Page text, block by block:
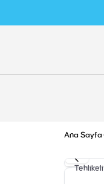
Ana Sayfa